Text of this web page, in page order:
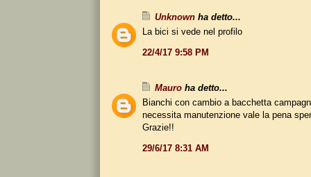
Unknown ha detto...
La bici si vede nel profilo
22/4/17 9:58 PM
Mauro ha detto...
Bianchi con cambio a bacchetta
necessita manutenzione vale la pena
Grazie!!
29/6/17 8:31 AM